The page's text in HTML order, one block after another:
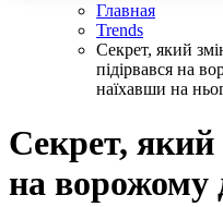
Главная
Trends
Секрет, який
підірвався на
наїхавши на
Секрет, який
на ворожому